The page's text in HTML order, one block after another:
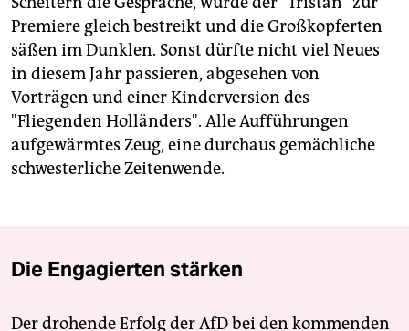
Premiere gleich bestreikt und die Großkopferten
säßen im Dunklen. Sonst dürfte nicht viel Neues
in diesem Jahr passieren, abgesehen von
Vorträgen und einer Kinderversion des
"Fliegenden Holländers". Alle Aufführungen
aufgewärmtes Zeug, eine durchaus gemächliche
schwesterliche Zeitenwende.
Die Engagierten stärken
Der drohende Erfolg der AfD bei den kommenden